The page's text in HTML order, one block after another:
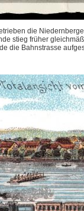
die
stieg früher
die Bahnstrasse